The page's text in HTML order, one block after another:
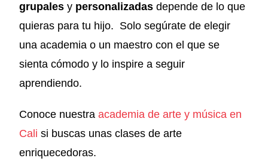
grupales y personalizadas depende de lo que
quieras para tu hijo. Solo segúrate de elegir
una academia o un maestro con el que se
sienta cómodo y lo inspire a seguir
aprendiendo.
Conoce nuestraacademia de arte y música en
Calisi buscas unas clases de arte
enriquecedoras.